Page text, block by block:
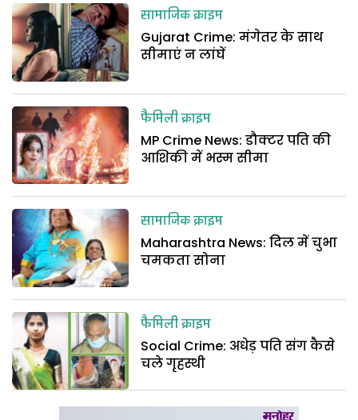
सामाजिक क्राइम
Gujarat Crime: मंगेतर के साथ
सीमाएं न लांघें
फैमिली क्राइम
MP Crime News: डौक्टर पति की
आशिकी में भस्म सीमा
सामाजिक क्राइम
Maharashtra News: दिल में चुभा
चमकता सोना
फैमिली क्राइम
Social Crime: अधेड़ पति संग कैसे
चले गृहस्थी